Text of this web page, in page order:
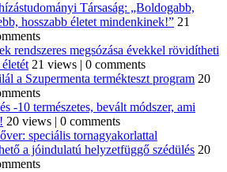
Társaság: „Boldogabb,
hosszabb életet mindenkinek!” 21
rendszeres megsózása évekkel rövidítheti
21 views | 0 comments
a Szupermenta termékteszt program 20
-10 természetes, bevált módszer, ami
20 views | 0 comments
speciális tornagyakorlattal
a jóindulatú helyzetfüggő szédülés 20